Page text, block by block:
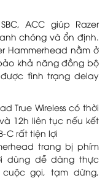
ACC giúp Razer
chóng và ổn định.
Hammerhead nằm ở
khả năng đồng bộ
tình trạng delay
True Wireless có thời
12h liên tục nếu kết
C rất tiện lợi
trang bị phím
dùng dễ dàng thực
gọi, tạm dừng,